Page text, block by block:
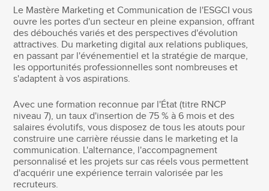
Le Mastère Marketing et Communication de l'ESGCI vous
ouvre les portes d'un secteur en pleine expansion, offrant
des débouchés variés et des perspectives d'évolution
attractives. Du marketing digital aux relations publiques,
en passant par l'événementiel et la stratégie de marque,
les opportunités professionnelles sont nombreuses et
s'adaptent à vos aspirations.
Avec une formation reconnue par l'État (titre RNCP
niveau 7), un taux d'insertion de 75 % à 6 mois et des
salaires évolutifs, vous disposez de tous les atouts pour
construire une carrière réussie dans le marketing et la
communication. L'alternance, l'accompagnement
personnalisé et les projets sur cas réels vous permettent
d'acquérir une expérience terrain valorisée par les
recruteurs.